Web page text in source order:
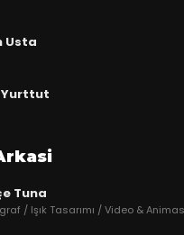
Usta
Yurttut
Tuna
/ Işık Tasarımı / Video &